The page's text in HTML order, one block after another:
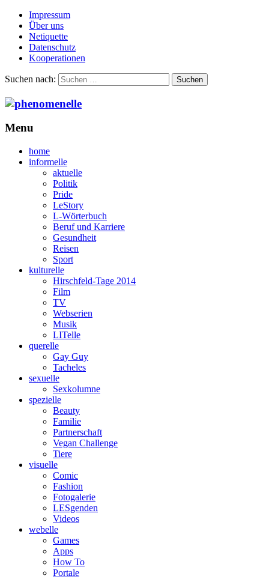
Impressum
Über uns
Netiquette
Datenschutz
Kooperationen
Suchen nach:
Menu
home
informelle
aktuelle
Politik
Pride
LeStory
L-Wörterbuch
Beruf und Karriere
Gesundheit
Reisen
Sport
kulturelle
Hirschfeld-Tage 2014
Film
TV
Webserien
Musik
LITelle
querelle
Gay Guy
Tacheles
sexuelle
Sexkolumne
spezielle
Beauty
Familie
Partnerschaft
Vegan Challenge
Tiere
visuelle
Comic
Fashion
Fotogalerie
LESgenden
Videos
webelle
Games
Apps
How To
Portale